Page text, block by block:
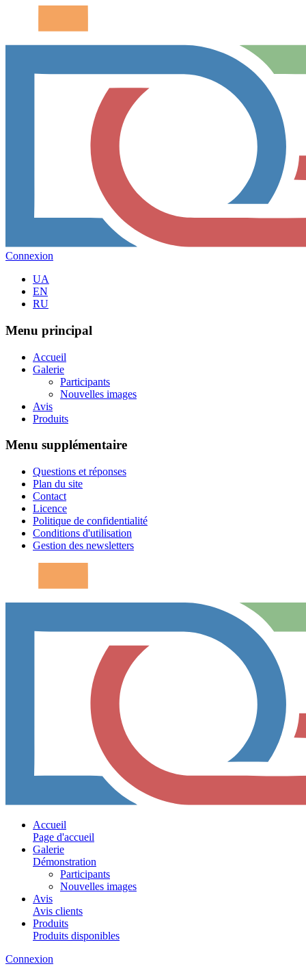
Connexion
UA
EN
RU
Menu principal
Accueil
Galerie
Participants
Nouvelles images
Avis
Produits
Menu supplémentaire
Questions et réponses
Plan du site
Contact
Licence
Politique de confidentialité
Conditions d'utilisation
Gestion des newsletters
Accueil
Page d'accueil
Galerie
Démonstration
Participants
Nouvelles images
Avis
Avis clients
Produits
Produits disponibles
Connexion